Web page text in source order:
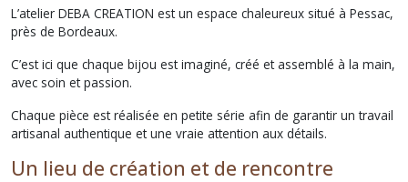
L’atelier DEBA CREATION est un espace chaleureux situé à Pessac,
près de Bordeaux.
C’est ici que chaque bijou est imaginé, créé et assemblé à la main,
avec soin et passion.
Chaque pièce est réalisée en petite série afin de garantir un travail
artisanal authentique et une vraie attention aux détails.
Un lieu de création et de rencontre